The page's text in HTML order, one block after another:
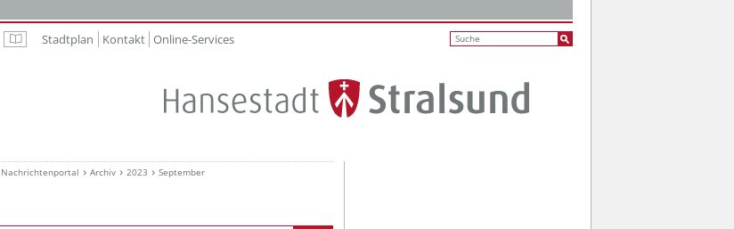
Leichte Sprache
Stadtplan Kontakt Online-Services
Nachrichtenportal Archiv 2023 September